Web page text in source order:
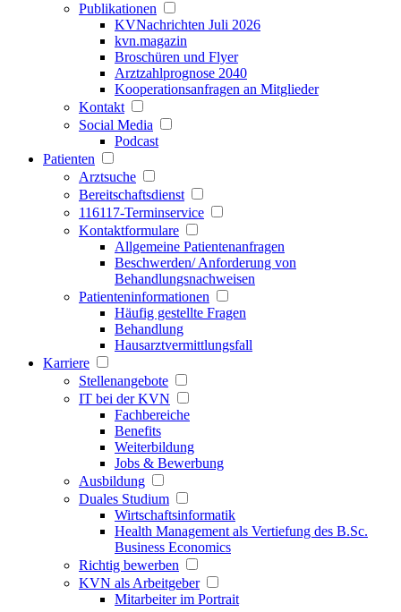
Publikationen
KVNachrichten Juli 2026
kvn.magazin
Broschüren und Flyer
Arztzahlprognose 2040
Kooperationsanfragen an Mitglieder
Kontakt
Social Media
Podcast
Patienten
Arztsuche
Bereitschaftsdienst
116117-Terminservice
Kontaktformulare
Allgemeine Patientenanfragen
Beschwerden/ Anforderung von
Behandlungsnachweisen
Patienteninformationen
Häufig gestellte Fragen
Behandlung
Hausarztvermittlungsfall
Karriere
Stellenangebote
IT bei der KVN
Fachbereiche
Benefits
Weiterbildung
Jobs & Bewerbung
Ausbildung
Duales Studium
Wirtschaftsinformatik
Health Management als Vertiefung des B.Sc.
Business Economics
Richtig bewerben
KVN als Arbeitgeber
Mitarbeiter im Portrait